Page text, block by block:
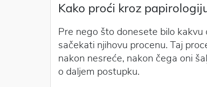
Kako proći kroz
Pre nego što donesete bilo kakvu
sačekati njihovu procenu. Taj
nakon nesreće, nakon čega oni
o daljem postupku.